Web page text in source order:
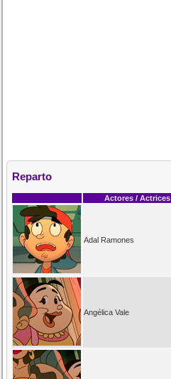
Reparto
Actores / Actrices
Adal Ramones
Angélica Vale